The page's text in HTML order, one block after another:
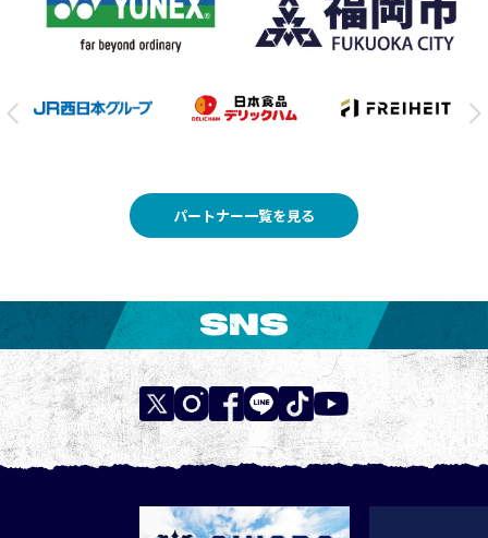
パートナー一覧を見る
SNS